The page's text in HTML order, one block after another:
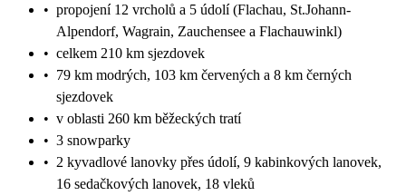
• propojení 12 vrcholů a 5 údolí (Flachau, St.Johann-
Alpendorf, Wagrain, Zauchensee a Flachauwinkl)
• celkem 210 km sjezdovek
• 79 km modrých, 103 km červených a 8 km černých
sjezdovek
• v oblasti 260 km běžeckých tratí
• 3 snowparky
• 2 kyvadlové lanovky přes údolí, 9 kabinkových lanovek,
16 sedačkových lanovek, 18 vleků